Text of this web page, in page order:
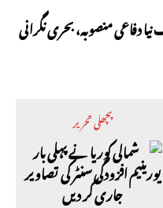
دفاعی منصوبہ، بحری نگرانی
پچھلی تحریر